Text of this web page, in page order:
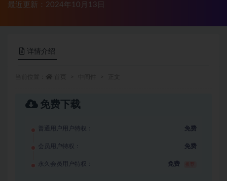
最近更新：2024年10月13日
详情介绍
免费下载
普通用户用户特权： 免费
会员用户特权： 免费
永久会员用户特权： 免费